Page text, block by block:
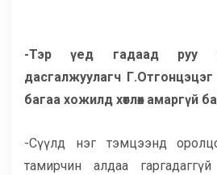
-Тэр үед гадаад руу
дасгалжуулагч
багаа хожилд хөтлөх амаргүй
-Сүүлд нэг тэмцээнд
тамирчин алдаа